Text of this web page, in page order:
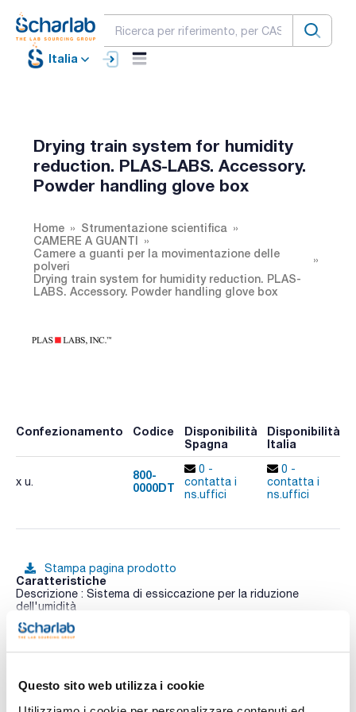
Questo sito web utilizza i cookie
Italia
Drying train system for humidity
reduction. PLAS-LABS. Accessory.
Powder handling glove box
Home
Strumentazione scientifica
CAMERE A GUANTI
Camere a guanti per la movimentazione delle
polveri
Drying train system for humidity reduction. PLAS-
LABS. Accessory. Powder handling glove box
Confezionamento Codice
Disponibilità
Spagna
Disponibilità
Italia
x u.
800-
0000DT
0 -
contatta i
ns.uffici
0 -
contatta i
ns.uffici
Stampa pagina prodotto
Caratteristiche
Descrizione : Sistema di essiccazione per la riduzione
dell'umidità
Camera a guanti con circuito chiuso e filtri HEPA, per la
manipolazione e/o pesatura di API (Principi Attivi
Caratteristiche tecniche:
- Costruita in materiale acrilico trasparente di spessore 9,53
Vedi di più